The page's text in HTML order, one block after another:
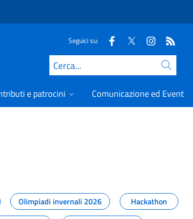
Seguici su:
Cerca
e patrocini Comunicazione ed Eventi
Olimpiadi invernali 2026
Hackathon